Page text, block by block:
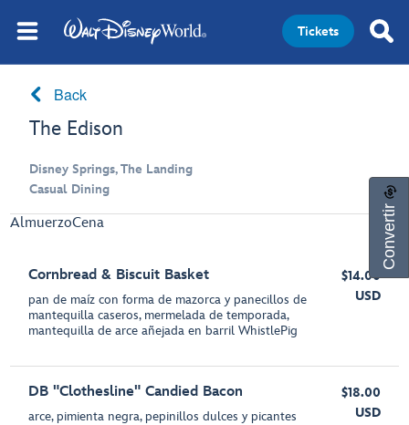
Tickets
Back
The Edison
Disney Springs, The Landing
Casual Dining
AlmuerzoCena
Cornbread & Biscuit Basket
pan de maíz con forma de mazorca y panecillos de
mantequilla caseros, mermelada de temporada,
mantequilla de arce añejada en barril WhistlePig
$14.00
USD
DB "Clothesline" Candied Bacon
arce, pimienta negra, pepinillos dulces y picantes
$18.00
USD
Convertir